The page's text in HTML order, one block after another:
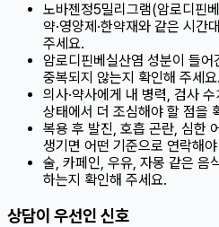
노바젠정5밀리그램(암로디핀
약·영양제·한약재와 같은 시간
주세요.
암로디핀베실산염 성분이 들어
중복되지 않는지 확인해 주세요.
의사·약사에게 내 병력, 검사
상태에서 더 조심해야 할 점을
복용 후 발진, 호흡 곤란, 심한
생기면 어떤 기준으로 연락해
술, 카페인, 우유, 자몽 같은 음
하는지 확인해 주세요.
상담이 우선인 신호